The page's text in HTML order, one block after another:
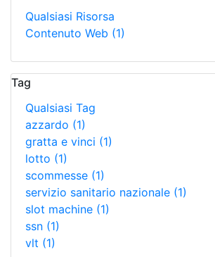
Qualsiasi Risorsa
Contenuto Web (1)
Tag
Qualsiasi Tag
azzardo (1)
gratta e vinci (1)
lotto (1)
scommesse (1)
servizio sanitario nazionale (1)
slot machine (1)
ssn (1)
vlt (1)